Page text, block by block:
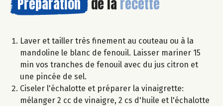
Préparation de la recette
Laver et tailler très finement au couteau ou à la
mandoline le blanc de fenouil. Laisser mariner 15
min vos tranches de fenouil avec du jus citron et
une pincée de sel.
Ciseler l'échalotte et préparer la vinaigrette:
mélanger 2 cc de vinaigre, 2 cs d'huile et l'échalotte